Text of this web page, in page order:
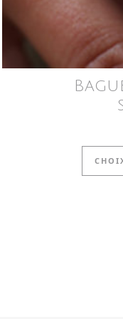
du produit
€
variations. Les